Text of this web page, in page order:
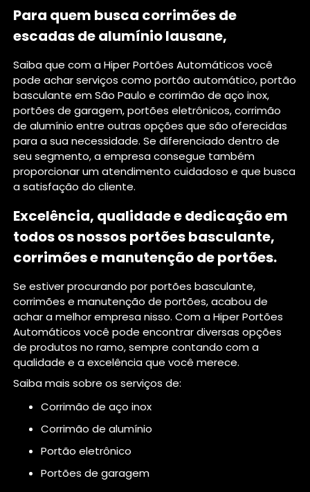
Para quem busca corrimões de
escadas de alumínio lausane,
Saiba que com a Hiper Portões Automáticos você
pode achar serviços como portão automático, portão
basculante em São Paulo e corrimão de aço inox,
portões de garagem, portões eletrônicos, corrimão
de alumínio entre outras opções que são oferecidas
para a sua necessidade. Se diferenciado dentro de
seu segmento, a empresa consegue também
proporcionar um atendimento cuidadoso e que busca
a satisfação do cliente.
Excelência, qualidade e dedicação em
todos os nossos portões basculante,
corrimões e manutenção de portões.
Se estiver procurando por portões basculante,
corrimões e manutenção de portões, acabou de
achar a melhor empresa nisso. Com a Hiper Portões
Automáticos você pode encontrar diversas opções
de produtos no ramo, sempre contando com a
qualidade e a excelência que você merece.
Saiba mais sobre os serviços de:
corrimão de aço inox
corrimão de alumínio
portão eletrônico
portões de garagem